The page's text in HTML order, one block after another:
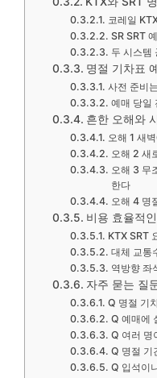
코레일
SR SRT
두 시스템
명절 기차표
사전 준비
예매 당일
흔한 오해와
오해 1 새
오해 2 새
오해 3 무
한다
오해 4 명
비용 효율적
KTX SRT
대체 교통
역방향 좌
자주 묻는 질
Q 명절 기
Q 예매에
Q 여러 명
Q 명절 기
Q 입석이